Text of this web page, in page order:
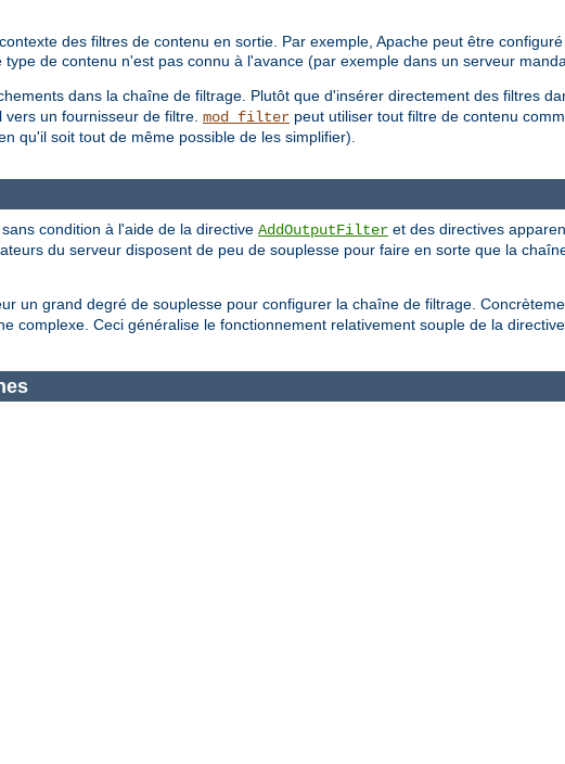
des filtres de contenu en sortie. Par exemple, Apache peut être
de contenu n'est pas connu à l'avance (par exemple dans un serveur
dans la chaîne de filtrage. Plutôt que d'insérer directement des filtres
un fournisseur de filtre. mod_filter peut utiliser tout filtre de contenu
qu'il soit tout de même possible de les simplifier).
condition à l'aide de la directive AddOutputFilter et des directives
du serveur disposent de peu de souplesse pour faire en sorte que la
un grand degré de souplesse pour configurer la chaîne de filtrage.
complexe. Ceci généralise le fonctionnement relativement souple de la directive